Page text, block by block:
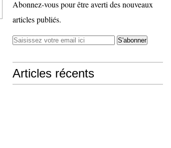
Abonnez-vous pour être averti des nouveaux
articles publiés.
Articles récents